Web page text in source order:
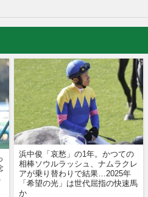
浜中俊「哀愁」の1年。かつての
相棒ソウルラッシュ、ナムラクレ
アが乗り替わりで結果…2025年
「希望の光」は世代屈指の快速馬
か